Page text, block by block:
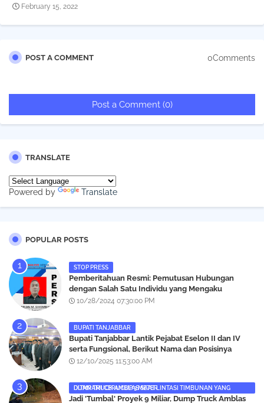
February 15, 2022
POST A COMMENT 0Comments
Post a Comment (0)
TRANSLATE
Powered by Translate
POPULAR POSTS
STOP PRESS
Pemberitahuan Resmi: Pemutusan Hubungan
dengan Salah Satu Individu yang Mengaku
Wartawan Analisismedia.com
10/28/2024 07:30:00 PM
BUPATI TANJABBAR
‎Bupati Tanjabbar Lantik Pejabat Eselon II dan IV
serta Fungsional, Berikut Nama dan Posisinya
12/10/2025 11:53:00 AM
DUMP TRUCK AMBLAS SAAT LINTASI TIMBUNAN YANG DITANAMI CERUCUP 3 METER
‎Jadi 'Tumbal' Proyek 9 Miliar, Dump Truck Amblas